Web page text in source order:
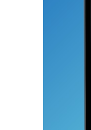
que el brazo tiene
volumen de agua
realizada por
el estudio de la
—que establecía
considerable y